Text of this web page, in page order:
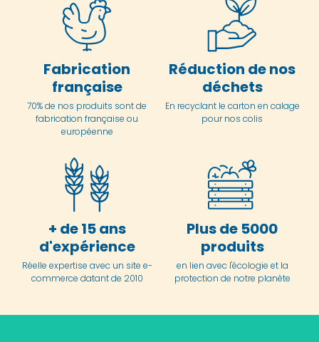
Fabrication
française
70% de nos produits sont de
fabrication française ou
européenne
Réduction de nos
déchets
En recyclant le carton en calage
pour nos colis
+ de 15 ans
d'expérience
Réelle expertise avec un site e-
commerce datant de 2010
Plus de 5000
produits
en lien avec l'écologie et la
protection de notre planète